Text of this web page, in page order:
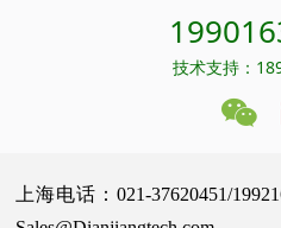
技术支持：
上海电话：021-37620451/